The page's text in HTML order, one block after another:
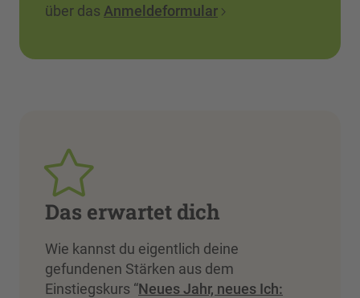
über das Anmeldeformular
Das erwartet dich
Wie kannst du eigentlich deine
gefundenen Stärken aus dem
Einstiegskurs “Neues Jahr, neues Ich: